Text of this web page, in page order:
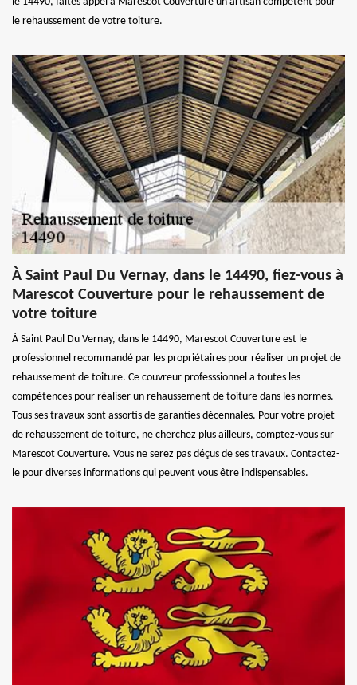
le rehaussement de votre toiture.
À Saint Paul Du Vernay, dans le 14490, fiez-vous à
Marescot Couverture pour le rehaussement de
votre toiture
À Saint Paul Du Vernay, dans le 14490, Marescot Couverture est le
professionnel recommandé par les propriétaires pour réaliser un projet de
rehaussement de toiture. Ce couvreur professsionnel a toutes les
compétences pour réaliser un rehaussement de toiture dans les normes.
Tous ses travaux sont assortis de garanties décennales. Pour votre projet
de rehaussement de toiture, ne cherchez plus ailleurs, comptez-vous sur
Marescot Couverture. Vous ne serez pas déçus de ses travaux. Contactez-
le pour diverses informations qui peuvent vous être indispensables.